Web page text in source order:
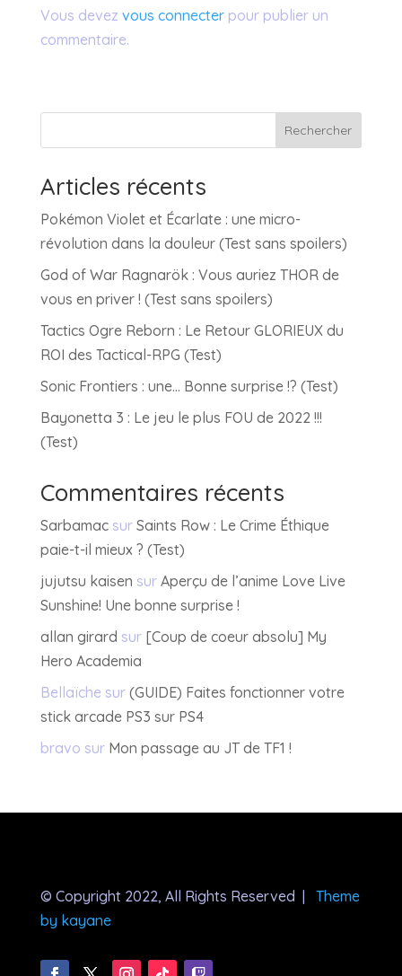
Vous devez vous connecterpour publier un
commentaire.
Rechercher
Articles récents
Pokémon Violet et Écarlate : une micro-
révolution dans la douleur (Test sans spoilers)
God of War Ragnarök : Vous auriez THOR de
vous en priver ! (Test sans spoilers)
Tactics Ogre Reborn : Le Retour GLORIEUX du
ROI des Tactical-RPG (Test)
Sonic Frontiers : une… Bonne surprise !? (Test)
Bayonetta 3 : Le jeu le plus FOU de 2022 !!!
(Test)
Commentaires récents
Sarbamacsur Saints Row : Le Crime Éthique
paie-t-il mieux ? (Test)
jujutsu kaisen sur Aperçu de l’anime Love Live
Sunshine! Une bonne surprise !
allan girard sur [Coup de coeur absolu] My
Hero Academia
Bellaïche sur (GUIDE) Faites fonctionner votre
stick arcade PS3 sur PS4
bravo sur Mon passage au JT de TF1 !
© Copyright 2022, All Rights Reserved |
Theme
by kayane